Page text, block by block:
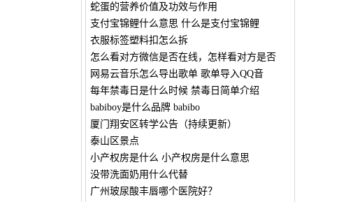
蛇蛋的营养价值及功效与作用
支付宝锦鲤什么意思 什么是支付宝锦鲤
衣服标签塑料扣怎么拆
怎么看对方微信是否在线，怎样看对方是否
网易云音乐怎么导出歌单 歌单导入QQ音
每年禁毒日是什么时候 禁毒日简单介绍
babiboy是什么品牌 babibo
厦门翔安区转学公告（持续更新）
泰山区景点
小产权房是什么 小产权房是什么意思
没带洗面奶用什么代替
广州玻尿酸丰唇哪个医院好？